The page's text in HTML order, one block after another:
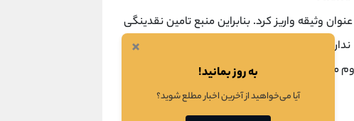
وثیقه واریز کرد. بنابراین منبع تامین نقدینگی
از این رو می توان برای تامین
طیف
گسترده‌تری از دارایی‌ ها، از پروتکل‌ های وام‌ دهی نسل دوم مانند Rari و Market به عنوان یک منبع استفاده
×
به روز بمانید!
آیا می‌خواهید از آخرین اخبار مطلع شوید؟